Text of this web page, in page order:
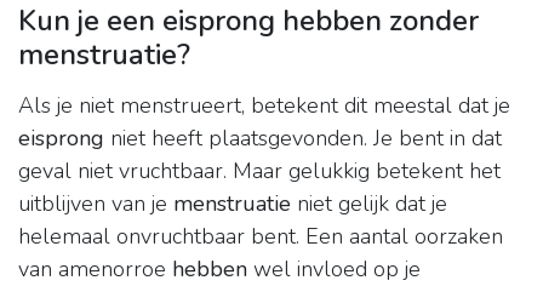
Kun je een eisprong hebben zonder
menstruatie?
Als je niet menstrueert, betekent dit meestal dat je
eisprong niet heeft plaatsgevonden. Je bent in dat
geval niet vruchtbaar. Maar gelukkig betekent het
uitblijven van je menstruatie niet gelijk dat je
helemaal onvruchtbaar bent. Een aantal oorzaken
van amenorroe hebben wel invloed op je